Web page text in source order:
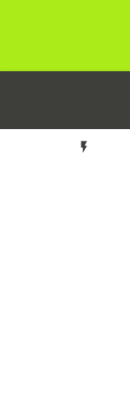
